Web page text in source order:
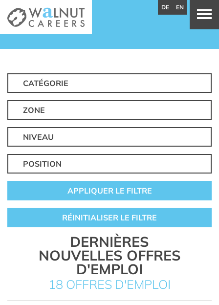
CATÉGORIE
ZONE
NIVEAU
POSITION
APPLIQUER LE FILTRE
RÉINITIALISER LE FILTRE
DERNIÈRES
NOUVELLES OFFRES
D'EMPLOI
18 OFFRES D'EMPLOI
DE EN